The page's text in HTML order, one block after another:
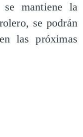
mantiene la
se podrán
las próximas